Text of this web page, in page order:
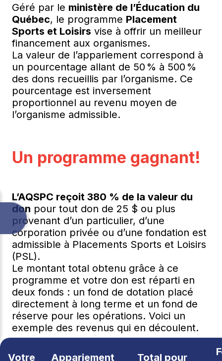
Géré par le ministère de l’Éducation du
Québec, le programme Placement
Sports et Loisirs vise à offrir un meilleur
financement aux organismes.
La valeur de l’appariement correspond à
un pourcentage allant de 50 % à 500 %
des dons recueillis par l’organisme. Ce
pourcentage est inversement
proportionnel au revenu moyen de
l’organisme admissible.
Un programme gagnant!
L’AQSPC reçoit 380 % de la valeur du
don pour tout don de 25 $ ou plus
provenant d’un particulier, d’une
corporation privée ou d’une fondation est
admissible à Placements Sports et Loisirs
(PSL).
Le montant total obtenu grâce à ce
programme et votre don est réparti en
deux fonds : un fond de dotation placé
directement à long terme et un fond de
réserve pour les opérations. Voici un
exemple des revenus qui en découlent.
Votre
Appariement
Total pour